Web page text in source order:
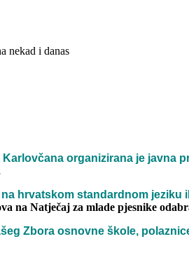
nekad i danas
organizirana je javna
hrvatskom standardnom
na Natječaj za mlade pjesnike
Zbora osnovne škole,